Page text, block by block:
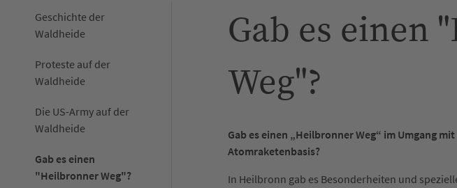
Geschichte der
Waldheide
Proteste auf der
Waldheide
Die US-Army auf der
Waldheide
Gab es einen
"Heilbronner Weg"?
Gab es einen
Weg"?
Gab es einen „Heilbronner Weg“ im Umgang
Atomraketenbasis?
In Heilbronn gab es Besonderheiten und